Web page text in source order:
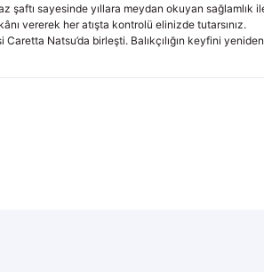
şaftı sayesinde yıllara meydan okuyan sağlamlık
vererek her atışta kontrolü elinizde tutarsınız.
Natsu’da birleşti. Balıkçılığın keyfini